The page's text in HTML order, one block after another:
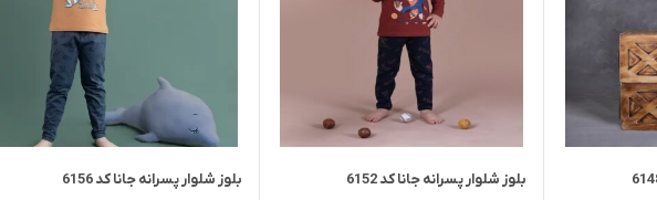
بلوز شلوار پسرانه جانا کد 6152 بلوز شلوار پسرانه جانا کد 6156